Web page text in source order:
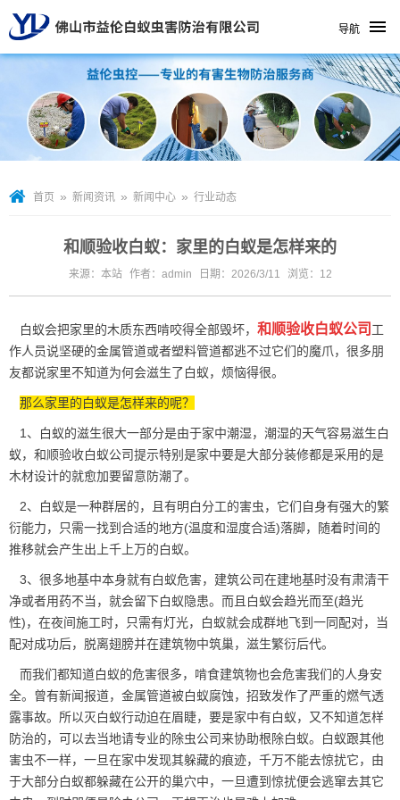
导航
首页 » 新闻资讯 » 新闻中心 » 行业动态
和顺验收白蚁：家里的白蚁是怎样来的
来源：本站 作者：admin 日期：2026/3/11 浏览： 12
白蚁会把家里的木质东西啃咬得全部毁坏， 和顺验收白蚁公司 工
作人员说坚硬的金属管道或者塑料管道都逃不过它们的魔爪，很多朋
友都说家里不知道为何会滋生了白蚁，烦恼得很。
那么家里的白蚁是怎样来的呢？
1、白蚁的滋生很大一部分是由于家中潮湿，潮湿的天气容易滋生白
蚁，和顺验收白蚁公司提示特别是家中要是大部分装修都是采用的是
木材设计的就愈加要留意防潮了。
2、白蚁是一种群居的，且有明白分工的害虫 ，它们自身有强大的繁
衍能力，只需一找到合适的地方(温度和湿度合适)落脚，随着时间的
推移就会产生出上千上万的白蚁。
3、很多地基中本身就有白蚁危害，建筑公司在建地基时没有肃清干
净或者用药不当，就会留下白蚁隐患。而且白蚁会趋光而至(趋光
性)，在夜间施工时，只需有灯光，白蚁就会成群地飞到一同配对，当
配对成功后，脱离翅膀并在建筑物中筑巢，滋生繁衍后代。
而我们都知道白蚁的危害很多，啃食建筑物也会危害我们的人身安
全。曾有新闻报道，金属管道被白蚁腐蚀，招致发作了严重的燃气透
露事故。所以灭白蚁行动迫在眉睫，要是家中有白蚁，又不知道怎样
防治的，可以去当地请专业的除虫公司来协助根除白蚁。白蚁跟其他
害虫不一样，一旦在家中发现其躲藏的痕迹，千万不能去惊扰它，由
于大部分白蚁都躲藏在公开的巢穴中，一旦遭到惊扰便会逃窜去其它